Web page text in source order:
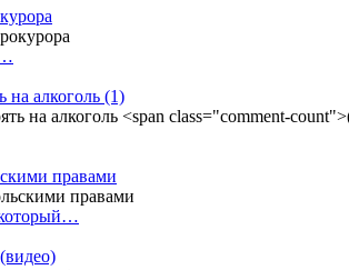
на алкоголь (1)
правами